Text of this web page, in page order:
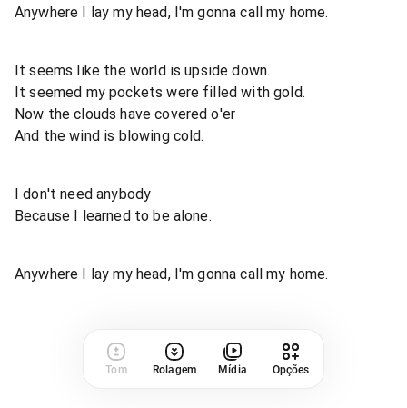
Anywhere I lay my head, I'm gonna call my home.
It seems like the world is upside down.
It seemed my pockets were filled with gold.
Now the clouds have covered o'er
And the wind is blowing cold.
I don't need anybody
Because I learned to be alone.
Anywhere I lay my head, I'm gonna call my home.
Tom Rolagem Mídia Opções